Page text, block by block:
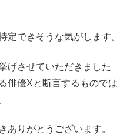
定できそうな気がします。
げさせていただきました
俳優Xと断言するものでは
ありがとうございます。